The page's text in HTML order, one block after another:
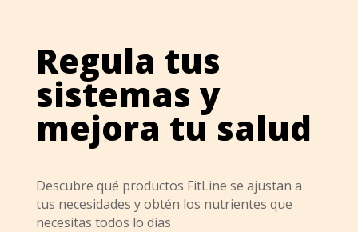
Regula tus
sistemas y
mejora tu salud
Descubre qué productos FitLine se ajustan a
tus necesidades y obtén los nutrientes que
necesitas todos lo días